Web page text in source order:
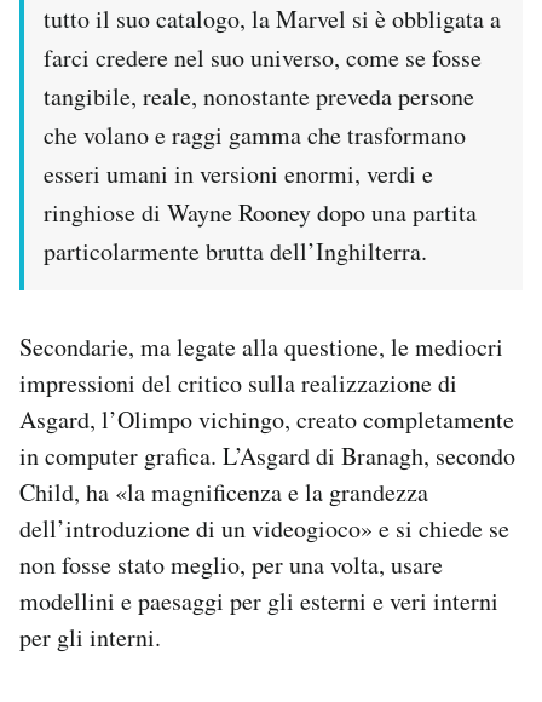
tutto il suo catalogo, la Marvel si è obbligata a
farci credere nel suo universo, come se fosse
tangibile, reale, nonostante preveda persone
che volano e raggi gamma che trasformano
esseri umani in versioni enormi, verdi e
ringhiose di Wayne Rooney dopo una partita
particolarmente brutta dell’Inghilterra.
Secondarie, ma legate alla questione, le mediocri
impressioni del critico sulla realizzazione di
Asgard, l’Olimpo vichingo, creato completamente
in computer grafica. L’Asgard di Branagh, secondo
Child, ha «la magnificenza e la grandezza
dell’introduzione di un videogioco» e si chiede se
non fosse stato meglio, per una volta, usare
modellini e paesaggi per gli esterni e veri interni
per gli interni.